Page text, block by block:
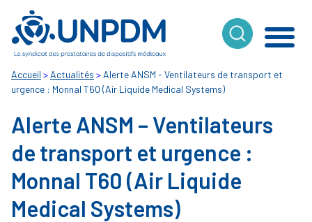
Accueil > Actualités > Alerte ANSM - Ventilateurs de transport et
urgence : Monnal T60 (Air Liquide Medical Systems)
Alerte ANSM – Ventilateurs
de transport et urgence :
Monnal T60 (Air Liquide
Medical Systems)